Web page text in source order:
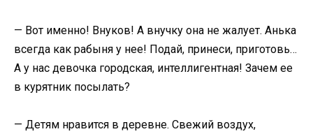
— Вот именно! Внуков! А внучку она не жалует. Анька
всегда как рабыня у нее! Подай, принеси, приготовь…
А у нас девочка городская, интеллигентная! Зачем ее
в курятник посылать?
— Детям нравится в деревне. Свежий воздух,